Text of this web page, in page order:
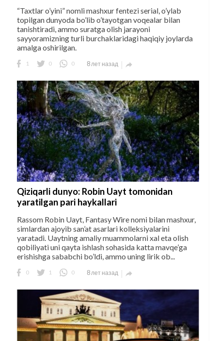
“Taxtlar o’yini” nomli mashxur fentezi serial, o’ylab
topilgan dunyoda bo’lib o’tayotgan voqealar bilan
tanishtiradi, ammo suratga olish jarayoni
sayyoramizning turli burchaklaridagi haqiqiy joylarda
amalga oshirilgan.
1 0 0 8 лет назад 
Qiziqarli dunyo: Robin Uayt tomonidan
yaratilgan pari haykallari
Rassom Robin Uayt, Fantasy Wire nomi bilan mashxur,
simlardan ajoyib san’at asarlari kolleksiyalarini
yaratadi. Uaytning amaliy muammolarni xal eta olish
qobiliyati uni qayta ishlash sohasida katta mavqe’ga
erishishga sababchi bo’ldi, ammo uning lirik ob...
0 1 0 8 лет назад 